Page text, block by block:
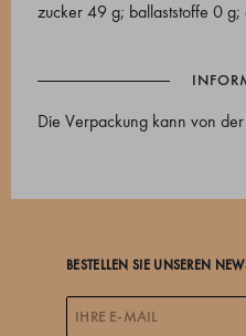
zucker 49 g; ballaststoffe 0
Die Verpackung kann von
BESTELLEN SIE UNSEREN